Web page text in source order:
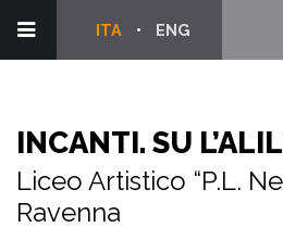
ENG
ITA
INCANTI. SU
Liceo Artistico “P.L.
Ravenna